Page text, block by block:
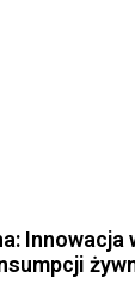
Innowacja